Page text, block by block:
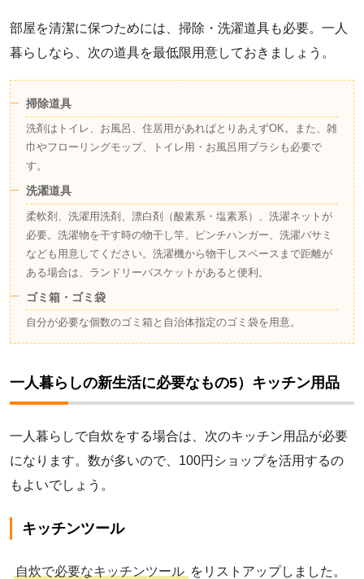
部屋を清潔に保つためには、掃除・洗濯道具も必要。一人
暮らしなら、次の道具を最低限用意しておきましょう。
掃除道具
洗剤はトイレ、お風呂、住居用があればとりあえずOK。また、雑
巾やフローリングモップ、トイレ用・お風呂用ブラシも必要で
す。
洗濯道具
柔軟剤、洗濯用洗剤、漂白剤（酸素系・塩素系）、洗濯ネットが
必要。洗濯物を干す時の物干し竿、ピンチハンガー、洗濯バサミ
なども用意してください。洗濯機から物干しスペースまで距離が
ある場合は、ランドリーバスケットがあると便利。
ゴミ箱・ゴミ袋
自分が必要な個数のゴミ箱と自治体指定のゴミ袋を用意。
一人暮らしの新生活に必要なもの5）キッチン用品
一人暮らしで自炊をする場合は、次のキッチン用品が必要
になります。数が多いので、100円ショップを活用するの
もよいでしょう。
キッチンツール
自炊で必要なキッチンツール をリストアップしました。